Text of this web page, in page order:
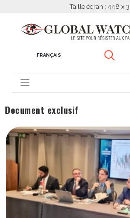
Taille écran : 448 x
FRANÇAIS
Document exclusif